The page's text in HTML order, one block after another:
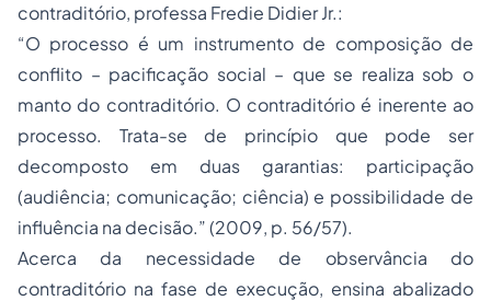
contraditório, professa Fredie Didier Jr.:
“O processo é um instrumento de composição de
conflito – pacificação social – que se realiza sob o
manto do contraditório. O contraditório é inerente ao
processo. Trata-se de princípio que pode ser
decomposto em duas garantias: participação
(audiência; comunicação; ciência) e possibilidade de
influência na decisão.” (2009, p. 56/57).
Acerca da necessidade de observância do
contraditório na fase de execução, ensina abalizado